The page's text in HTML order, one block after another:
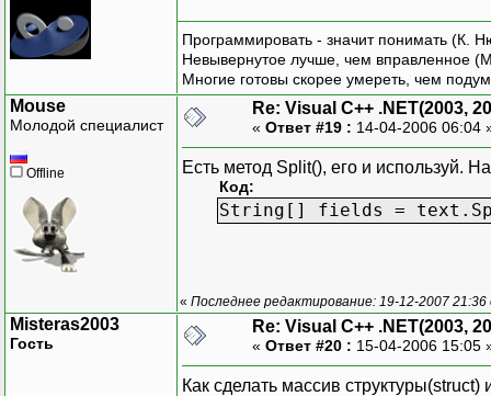
Программировать - значит понимать (К.
Невывернутое лучше, чем вправленное
Многие готовы скорее умереть, чем
Mouse
Молодой специалист
Offline
Re: Visual C++ .NET(2003,
« Ответ #19 : 14-04-2006 06:04
Есть метод Split(), его и используй.
Код:
String[] fields =
« Последнее редактирование: 19-12-2007
Misteras2003
Гость
Re: Visual C++ .NET(2003,
« Ответ #20 : 15-04-2006 15:05
Как сделать массив